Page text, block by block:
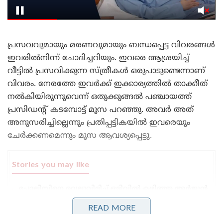
പ്രസവവുമായും മരണവുമായും ബന്ധപ്പെട്ട വിവരങ്ങൾ
ഇവരിൽനിന്ന് ചോദിച്ചറിയും. ഇവരെ ആശ്രയിച്ച്
വീട്ടിൽ പ്രസവിക്കുന്ന സ്ത്രീകൾ ഒരുപാടുണ്ടെന്നാണ്
വിവരം. നേരത്തേ ഇവർക്ക് ഇക്കാര്യത്തിൽ താക്കീത്
നൽകിയിരുന്നുവെന്ന് ഒതുക്കുങ്ങൽ പഞ്ചായത്ത്
പ്രസിഡന്റ് കടമ്പോട്ട് മൂസ പറഞ്ഞു. അവർ അത്
അനുസരിച്ചില്ലെന്നും പ്രതിപ്പട്ടികയിൽ ഇവരെയും
ചേർക്കണമെന്നും മൂസ ആവശ്യപ്പെട്ടു.
Stories you may like
ആയങ്കി ഒടുവിൽ വലയിൽ; കണ്ണൂരിലെ
അപാർട്മെന്റിൽ നിന്ന് പൊക്കിയത് നാടകീയമായി!
READ MORE